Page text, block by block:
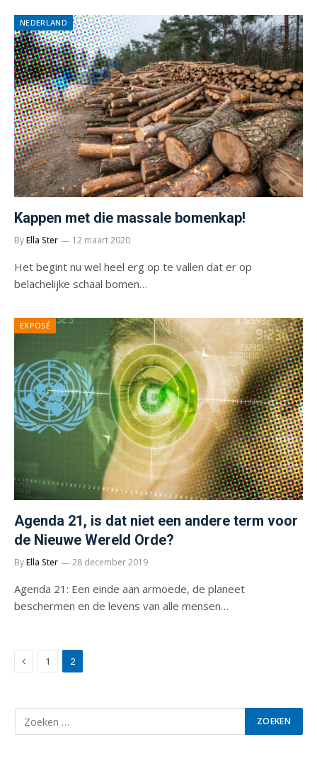
NEDERLAND
Kappen met die massale bomenkap!
ByElla Ster 12 maart 2020
Het begint nu wel heel erg op te vallen dat er op
belachelijke schaal bomen…
EXPOSÉ
Agenda 21, is dat niet een andere term voor
de Nieuwe Wereld Orde?
ByElla Ster 28 december 2019
Agenda 21: Een einde aan armoede, de planeet
beschermen en de levens van alle mensen…
Previous
1 2